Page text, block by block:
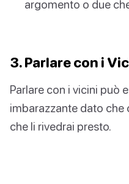
argomento o due
3. Parlare con i
Parlare con i vicini può
imbarazzante dato che
che li rivedrai presto.